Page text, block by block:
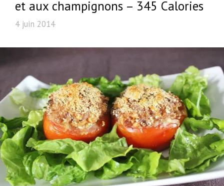
et aux champignons – 345 Calories
4 juin 2014